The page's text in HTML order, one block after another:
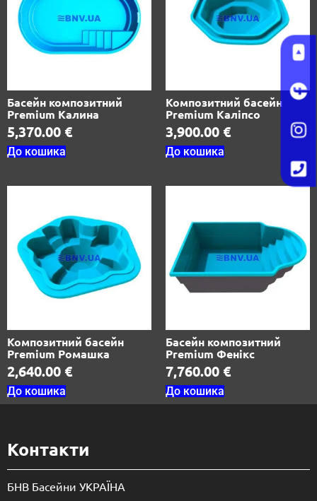
Басейн композитний
Premium Калина
5,370.00 €
До кошика
Композитний басейн
Premium Каліпсо
3,900.00 €
До кошика
Композитний басейн
Premium Ромашка
2,640.00 €
До кошика
Басейн композитний
Premium Фенікс
7,760.00 €
До кошика
Контакти
БНВ Басейни УКРАЇНА